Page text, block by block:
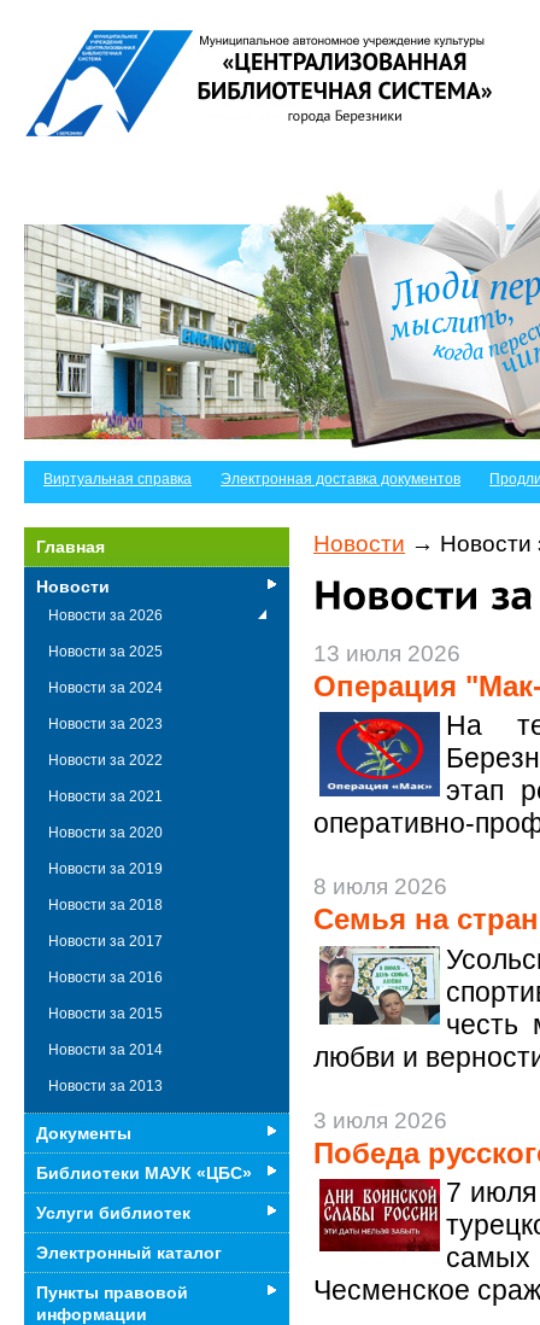
Виртуальная справка Электронная доставка документов
Новости → Новости
13 июля 2026
Операция
На
этап
оперативно-
8 июля 2026
Семья на
честь
любви и
3 июля 2026
Победа
7
Чесменское
Главная
Новости
Новости за 2026
Новости за 2025
Новости за 2024
Новости за 2023
Новости за 2022
Новости за 2021
Новости за 2020
Новости за 2019
Новости за 2018
Новости за 2017
Новости за 2016
Новости за 2015
Новости за 2014
Новости за 2013
Документы
Библиотеки МАУК «ЦБС»
Услуги библиотек
Электронный каталог
Пункты правовой
информации